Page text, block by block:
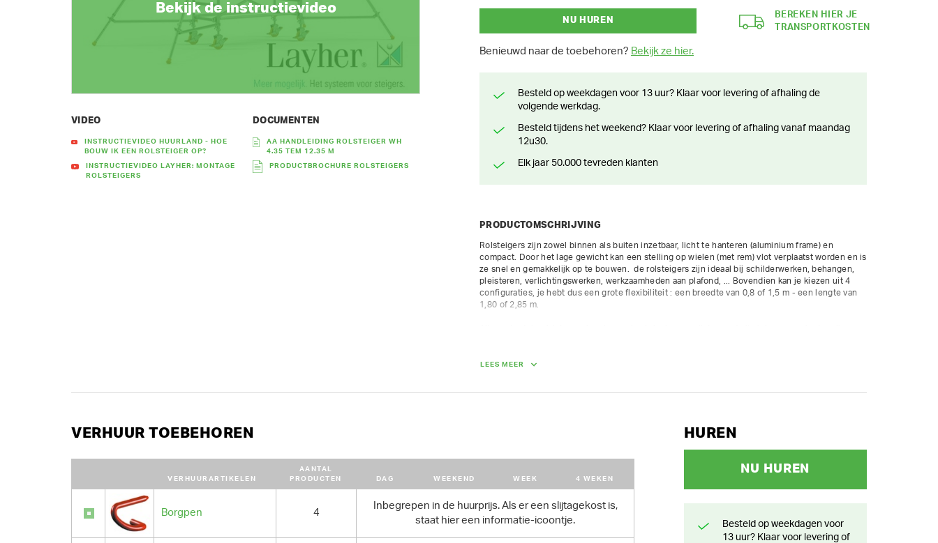
Bekijk de instructievideo
VIDEO
INSTRUCTIEVIDEO HUURLAND - HOE
BOUW IK EEN ROLSTEIGER OP?
INSTRUCTIEVIDEO LAYHER: MONTAGE
ROLSTEIGERS
DOCUMENTEN
AA HANDLEIDING ROLSTEIGER WH
4.35 TEM 12.35 M
PRODUCTBROCHURE ROLSTEIGERS
NU HUREN
Benieuwd naar de toebehoren? Bekijk ze hier.
BEREKEN HIER JE
TRANSPORTKOSTEN
Besteld op weekdagen voor 13 uur? Klaar voor levering of afhaling de
volgende werkdag.
Besteld tijdens het weekend? Klaar voor levering of afhaling vanaf maandag
12u30.
Elk jaar 50.000 tevreden klanten
PRODUCTOMSCHRIJVING
Rolsteigers zijn zowel binnen als buiten inzetbaar, licht te hanteren (aluminium frame) en
compact. Door het lage gewicht kan een stelling op wielen (met rem) vlot verplaatst worden en is
ze snel en gemakkelijk op te bouwen.  de rolsteigers zijn ideaal bij schilderwerken, behangen,
pleisteren, verlichtingswerken, werkzaamheden aan plafond, ... Bovendien kan je kiezen uit 4
configuraties, je hebt dus een grote flexibiliteit : een breedte van 0,8 of 1,5 m - een lengte van
1,80 of 2,85 m.
stahoogte: 2,35 m
LEES MEER
VERHUUR TOEBEHOREN
VERHUURARTIKELEN
AANTAL
PRODUCTEN
DAG WEEKEND WEEK 4 WEKEN
Borgpen 4
Inbegrepen in de huurprijs. Als er een slijtagekost is,
staat hier een informatie-icoontje.
HUREN
NU HUREN
Besteld op weekdagen voor
13 uur? Klaar voor levering of